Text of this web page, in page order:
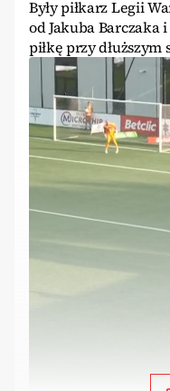
Były piłkarz Legii
od Jakuba Barczaka
piłkę przy dłuższym